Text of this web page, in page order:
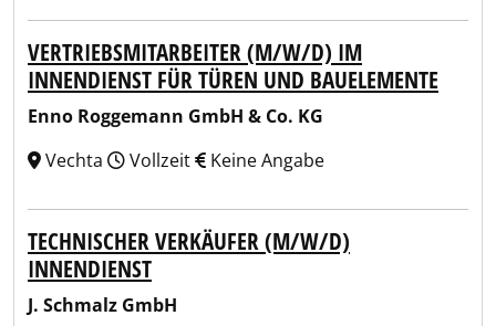
VERTRIEBSMITARBEITER (M/W/D) IM
INNENDIENST FÜR TÜREN UND BAUELEMENTE
Enno Roggemann GmbH & Co. KG
Vechta
Vollzeit Keine Angabe
TECHNISCHER VERKÄUFER (M/W/D)
INNENDIENST
J. Schmalz GmbH